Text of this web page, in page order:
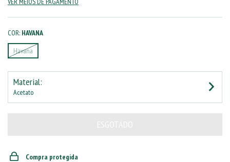
COR: HAVANA
Havana
Material:
Acetato
Compra protegida